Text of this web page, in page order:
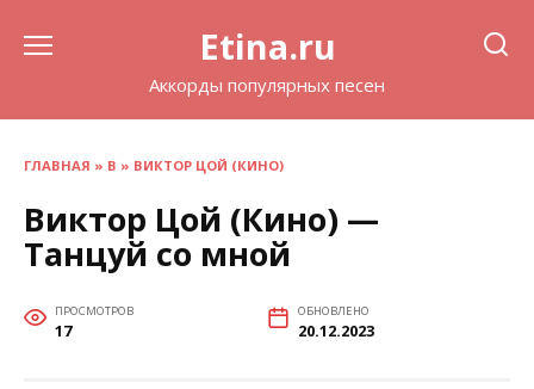
Etina.ru
Аккорды популярных песен
ГЛАВНАЯ » В » ВИКТОР ЦОЙ (КИНО)
Виктор Цой (Кино) —
Танцуй со мной
ПРОСМОТРОВ
17
ОБНОВЛЕНО
20.12.2023